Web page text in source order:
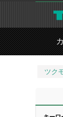
ツク